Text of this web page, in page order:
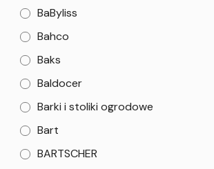
BaByliss
Bahco
Baks
Baldocer
Barki i stoliki ogrodowe
Bart
BARTSCHER